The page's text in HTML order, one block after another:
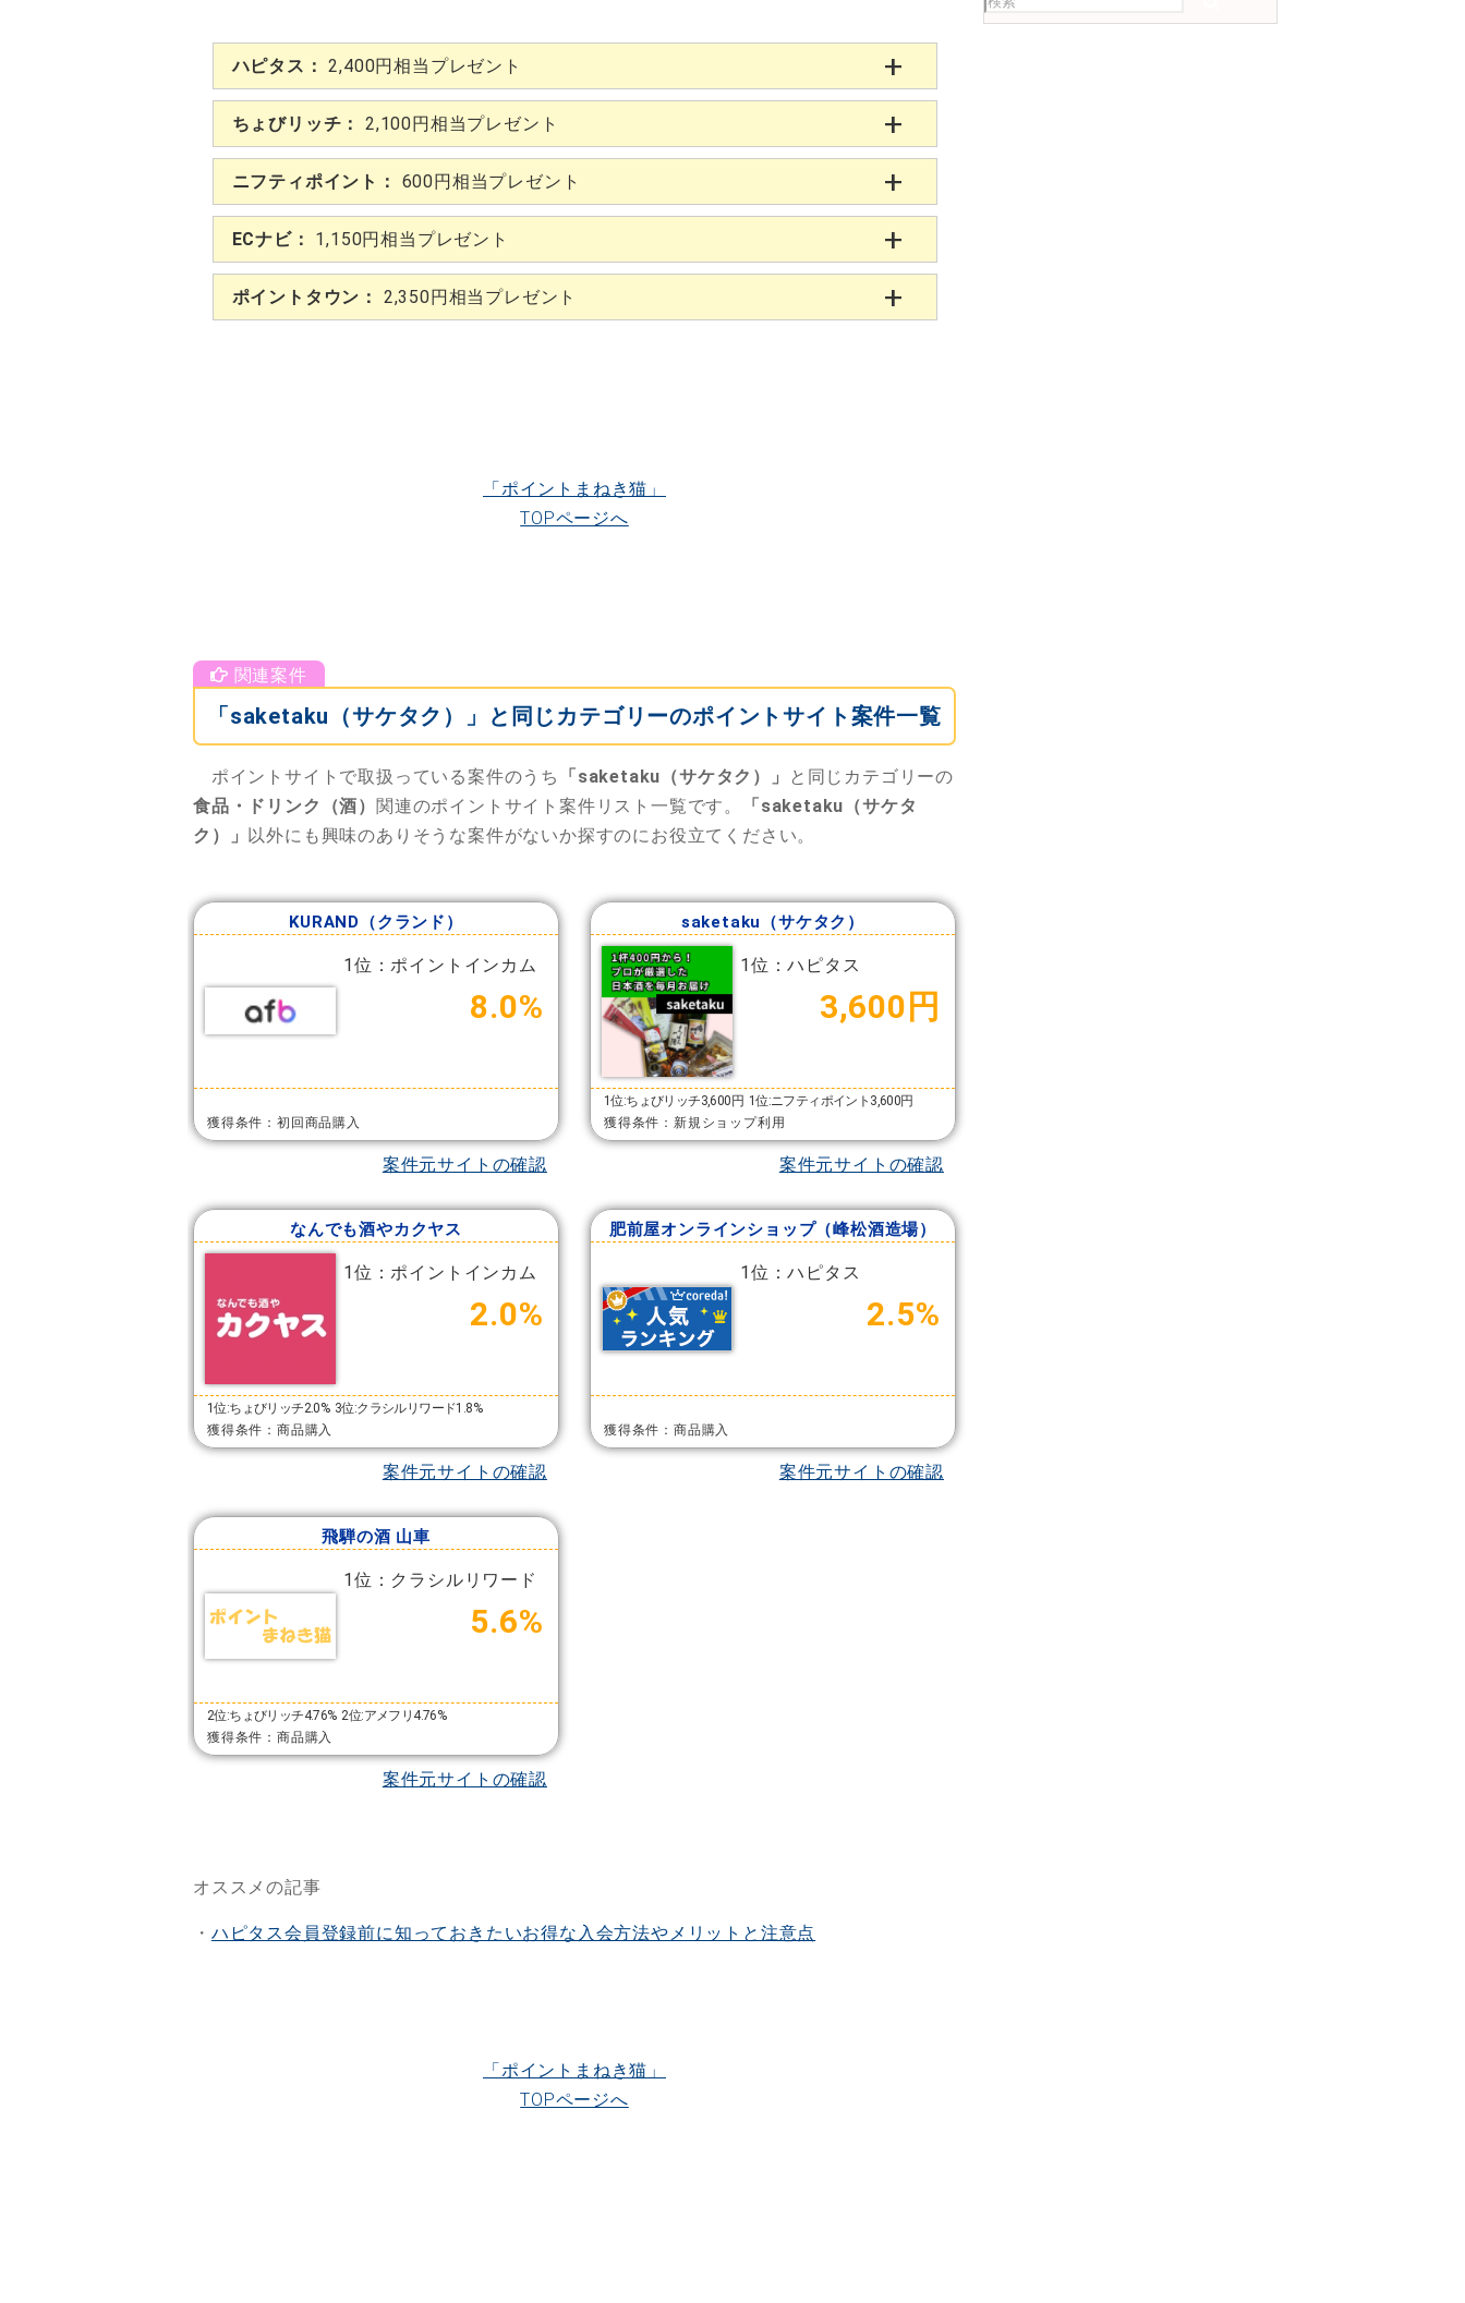
ハピタス： 2,400円相当プレゼント
ちょびリッチ： 2,100円相当プレゼント
ニフティポイント： 600円相当プレゼント
ECナビ： 1,150円相当プレゼント
ポイントタウン： 2,350円相当プレゼント
「ポイントまねき猫」
TOPページへ
「saketaku（サケタク）」と同じカテゴリーのポイントサイト案件一覧
ポイントサイトで取扱っている案件のうち 「saketaku（サケタク）」
と同じカテゴリーの
食品・ドリンク（酒） 関連のポイントサイト案件リスト一覧です。
「saketaku（サケタ
ク）」 以外にも興味のありそうな案件がないか探すのにお役立てください。
KURAND（クランド）
1位：ポイントインカム
8.0%
獲得条件：初回商品購入
案件元サイトの確認
saketaku（サケタク）
1位：ハピタス
3,600円
1位:ちょびリッチ3,600円 1位:ニフティポイント3,600円
獲得条件：新規ショップ利用
案件元サイトの確認
なんでも酒やカクヤス
1位：ポイントインカム
2.0%
1位:ちょびリッチ2.0% 3位:クラシルリワード1.8%
獲得条件：商品購入
案件元サイトの確認
肥前屋オンラインショップ（峰松酒造場）
1位：ハピタス
2.5%
獲得条件：商品購入
案件元サイトの確認
飛騨の酒 山車
1位：クラシルリワード
5.6%
2位:ちょびリッチ4.76% 2位:アメフリ4.76%
獲得条件：商品購入
案件元サイトの確認
オススメの記事
・ ハピタス会員登録前に知っておきたいお得な入会方法やメリットと注意点
「ポイントまねき猫」
TOPページへ